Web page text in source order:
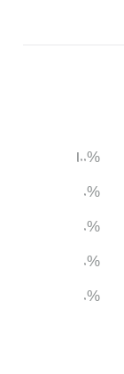
100%
0%
0%
0%
0%